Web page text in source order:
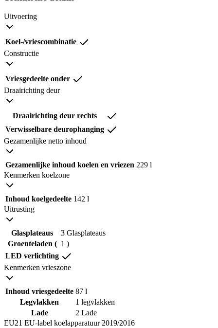
Uitvoering
Koel-/vriescombinatie
Constructie
Vriesgedeelte onder
Draairichting deur
Draairichting deur rechts
Verwisselbare deurophanging
Gezamenlijke netto inhoud
Gezamenlijke inhoud koelen en vriezen 229 l
Kenmerken koelzone
Inhoud koelgedeelte 142 l
Uitrusting
Glasplateaus
3 Glasplateaus
Groenteladen ( 1 )
LED verlichting
Kenmerken vrieszone
Inhoud vriesgedeelte 87 l
Legvlakken
1 legvlakken
Lade
2 Lade
EU21 EU-label koelapparatuur 2019/2016